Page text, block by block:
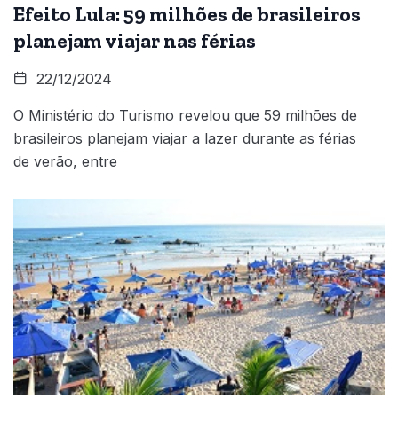
Efeito Lula: 59 milhões de brasileiros
planejam viajar nas férias
22/12/2024
O Ministério do Turismo revelou que 59 milhões de
brasileiros planejam viajar a lazer durante as férias
de verão, entre